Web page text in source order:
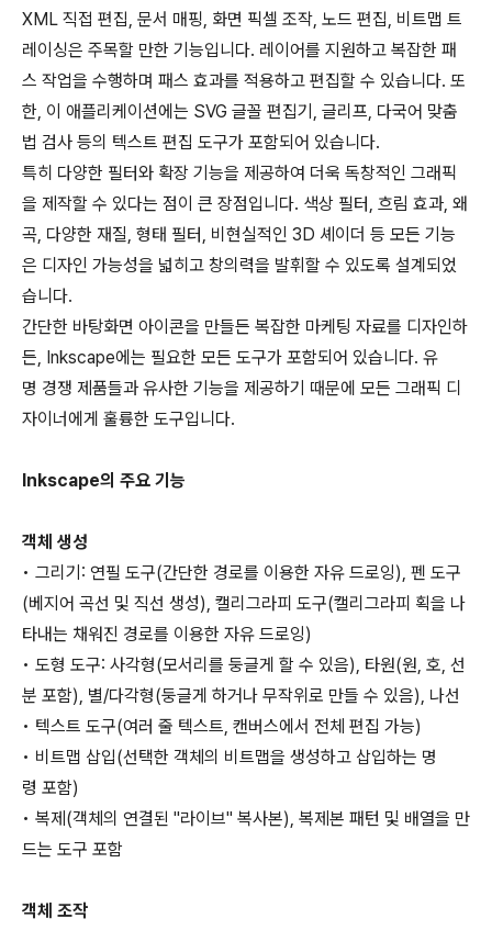
XML 직접 편집, 문서 매핑, 화면 픽셀 조작, 노드 편집, 비트맵 트
레이싱은 주목할 만한 기능입니다. 레이어를 지원하고 복잡한 패
스 작업을 수행하며 패스 효과를 적용하고 편집할 수 있습니다. 또
한, 이 애플리케이션에는 SVG 글꼴 편집기, 글리프, 다국어 맞춤
법 검사 등의 텍스트 편집 도구가 포함되어 있습니다.
특히 다양한 필터와 확장 기능을 제공하여 더욱 독창적인 그래픽
을 제작할 수 있다는 점이 큰 장점입니다. 색상 필터, 흐림 효과, 왜
곡, 다양한 재질, 형태 필터, 비현실적인 3D 셰이더 등 모든 기능
은 디자인 가능성을 넓히고 창의력을 발휘할 수 있도록 설계되었
습니다.
간단한 바탕화면 아이콘을 만들든 복잡한 마케팅 자료를 디자인하
든, Inkscape에는 필요한 모든 도구가 포함되어 있습니다. 유
명 경쟁 제품들과 유사한 기능을 제공하기 때문에 모든 그래픽 디
자이너에게 훌륭한 도구입니다.
Inkscape의 주요 기능
객체 생성
• 그리기: 연필 도구(간단한 경로를 이용한 자유 드로잉), 펜 도구
(베지어 곡선 및 직선 생성), 캘리그라피 도구(캘리그라피 획을 나
타내는 채워진 경로를 이용한 자유 드로잉)
• 도형 도구: 사각형(모서리를 둥글게 할 수 있음), 타원(원, 호, 선
분 포함), 별/다각형(둥글게 하거나 무작위로 만들 수 있음), 나선
• 텍스트 도구(여러 줄 텍스트, 캔버스에서 전체 편집 가능)
• 비트맵 삽입(선택한 객체의 비트맵을 생성하고 삽입하는 명
령 포함)
• 복제(객체의 연결된 "라이브" 복사본), 복제본 패턴 및 배열을 만
드는 도구 포함
객체 조작